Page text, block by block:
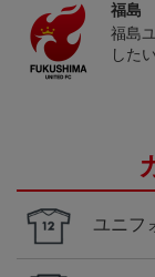
福島
福島
した
ユニフ